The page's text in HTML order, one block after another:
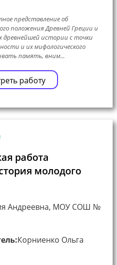
представление об
положения Древней Греции и
древнейшей истории с точки
и их мифологического
память, вним...
работу
работа
молодого
Андреевна, МОУ СОШ №
Корниенко Ольга